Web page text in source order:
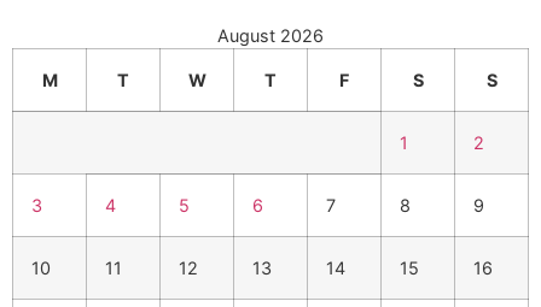
August 2026
M T W T F S S
1 2
3 4 5 6 7 8 9
10 11 12 13 14 15 16